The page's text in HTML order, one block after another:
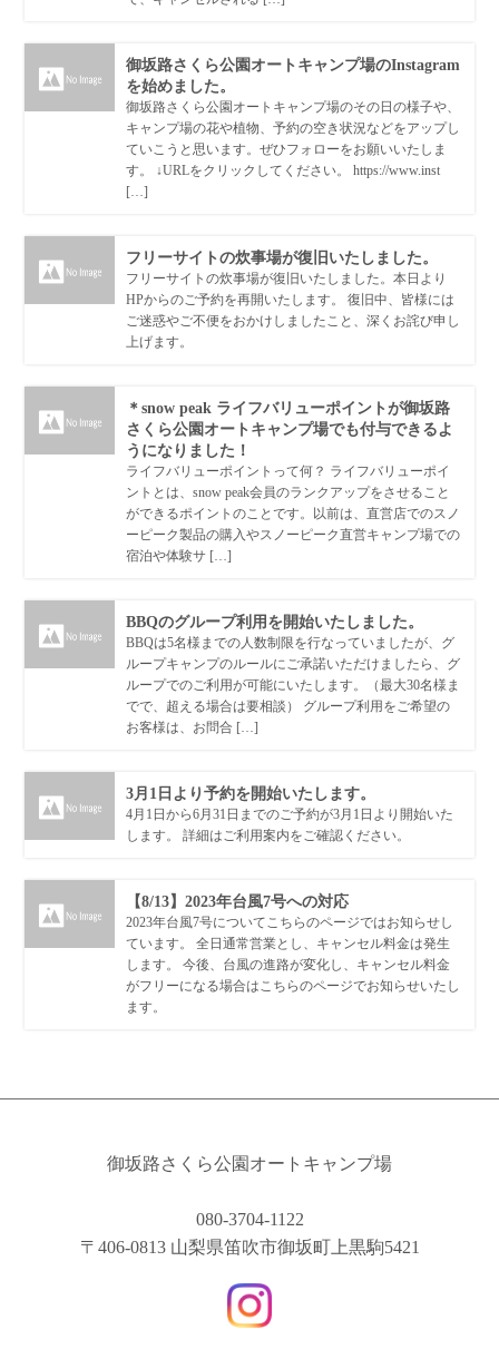
御坂路さくら公園オートキャンプ場のInstagram
を始めました。
御坂路さくら公園オートキャンプ場のその日の様子や、
キャンプ場の花や植物、予約の空き状況などをアップし
ていこうと思います。ぜひフォローをお願いいたしま
す。 ↓URLをクリックしてください。 https://www.inst
[…]
フリーサイトの炊事場が復旧いたしました。
フリーサイトの炊事場が復旧いたしました。本日より
HPからのご予約を再開いたします。 復旧中、皆様には
ご迷惑やご不便をおかけしましたこと、深くお詫び申し
上げます。
＊snow peak ライフバリューポイントが御坂路
さくら公園オートキャンプ場でも付与できるよ
うになりました！
ライフバリューポイントって何？ ライフバリューポイ
ントとは、snow peak会員のランクアップをさせること
ができるポイントのことです。以前は、直営店でのスノ
ーピーク製品の購入やスノーピーク直営キャンプ場での
宿泊や体験サ […]
BBQのグループ利用を開始いたしました。
BBQは5名様までの人数制限を行なっていましたが、グ
ループキャンプのルールにご承諾いただけましたら、グ
ループでのご利用が可能にいたします。（最大30名様ま
でで、超える場合は要相談） グループ利用をご希望の
お客様は、お問合 […]
3月1日より予約を開始いたします。
4月1日から6月31日までのご予約が3月1日より開始いた
します。 詳細はご利用案内をご確認ください。
【8/13】2023年台風7号への対応
2023年台風7号についてこちらのページではお知らせし
ています。 全日通常営業とし、キャンセル料金は発生
します。 今後、台風の進路が変化し、キャンセル料金
がフリーになる場合はこちらのページでお知らせいたし
ます。
御坂路さくら公園オートキャンプ場
080-3704-1122
〒406-0813 山梨県笛吹市御坂町上黒駒5421